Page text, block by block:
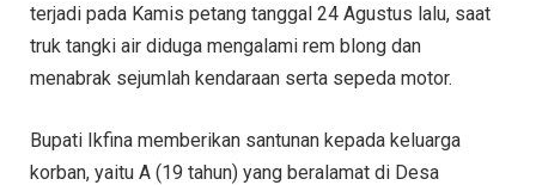
terjadi pada Kamis petang tanggal 24 Agustus lalu, saat
truk tangki air diduga mengalami rem blong dan
menabrak sejumlah kendaraan serta sepeda motor.
Bupati Ikfina memberikan santunan kepada keluarga
korban, yaitu A (19 tahun) yang beralamat di Desa